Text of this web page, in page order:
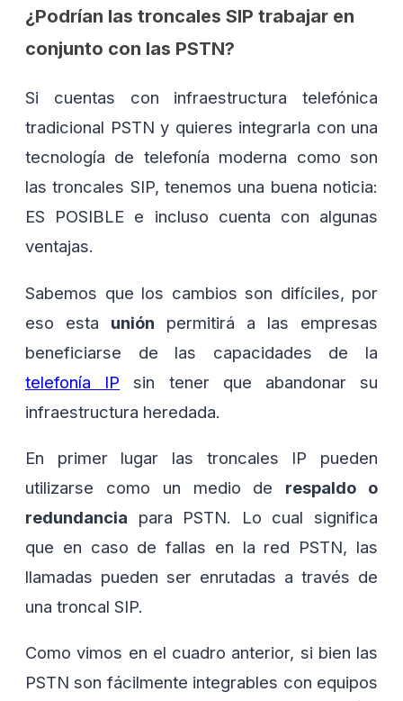
¿Podrían las troncales SIP trabajar en
conjunto con las PSTN?
Si cuentas con infraestructura telefónica
tradicional PSTN y quieres integrarla con una
tecnología de telefonía moderna como son
las troncales SIP, tenemos una buena noticia:
ES POSIBLE e incluso cuenta con algunas
ventajas.
Sabemos que los cambios son difíciles, por
eso esta unión permitirá a las empresas
beneficiarse de las capacidades de la
telefonía IP sin tener que abandonar su
infraestructura heredada.
En primer lugar las troncales IP pueden
utilizarse como un medio de respaldo o
redundancia para PSTN. Lo cual significa
que en caso de fallas en la red PSTN, las
llamadas pueden ser enrutadas a través de
una troncal SIP.
Como vimos en el cuadro anterior, si bien las
PSTN son fácilmente integrables con equipos